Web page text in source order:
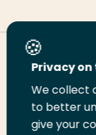
Deel deze pagina
DeelDeel
Privacy
We collect
to better
give your